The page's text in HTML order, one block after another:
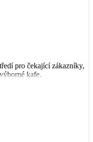
pro čekající zákazníky,
kafe.